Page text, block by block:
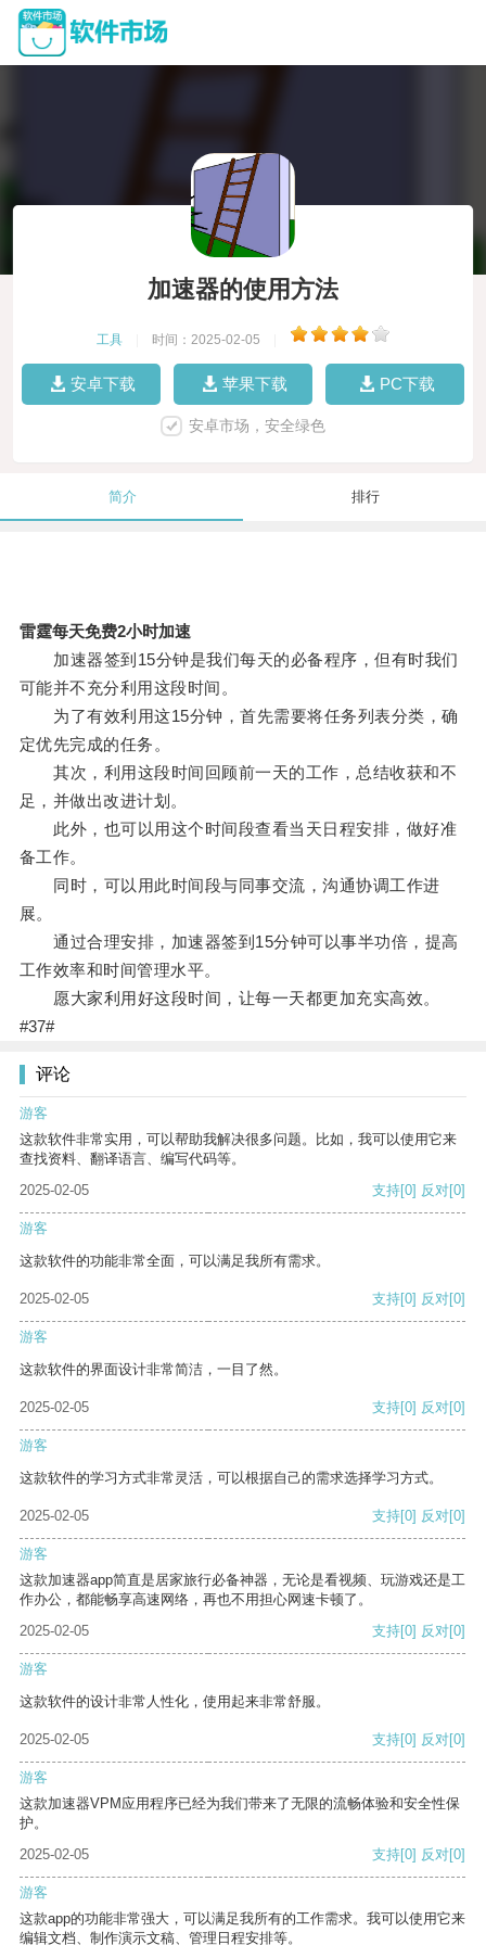
加速器的使用方法
工具 时间：2025-02-05
安卓下载 苹果下载 PC下载
安卓市场，安全绿色
简介 排行
雷霆每天免费2小时加速
加速器签到15分钟是我们每天的必备程序，但有时我们
可能并不充分利用这段时间。
为了有效利用这15分钟，首先需要将任务列表分类，确
定优先完成的任务。
其次，利用这段时间回顾前一天的工作，总结收获和不
足，并做出改进计划。
此外，也可以用这个时间段查看当天日程安排，做好准
备工作。
同时，可以用此时间段与同事交流，沟通协调工作进
展。
通过合理安排，加速器签到15分钟可以事半功倍，提高
工作效率和时间管理水平。
愿大家利用好这段时间，让每一天都更加充实高效。
#37#
评论
游客
这款软件非常实用，可以帮助我解决很多问题。比如，我可以使用它来
查找资料、翻译语言、编写代码等。
2025-02-05
支持[0] 反对[0]
游客
这款软件的功能非常全面，可以满足我所有需求。
2025-02-05 支持[0] 反对[0]
游客
这款软件的界面设计非常简洁，一目了然。
2025-02-05 支持[0] 反对[0]
游客
这款软件的学习方式非常灵活，可以根据自己的需求选择学习方式。
2025-02-05 支持[0] 反对[0]
游客
这款加速器app简直是居家旅行必备神器，无论是看视频、玩游戏还是工
作办公，都能畅享高速网络，再也不用担心网速卡顿了。
2025-02-05
支持[0] 反对[0]
游客
这款软件的设计非常人性化，使用起来非常舒服。
2025-02-05 支持[0] 反对[0]
游客
这款加速器VPM应用程序已经为我们带来了无限的流畅体验和安全性保
护。
2025-02-05
支持[0] 反对[0]
游客
这款app的功能非常强大，可以满足我所有的工作需求。我可以使用它来
编辑文档、制作演示文稿、管理日程安排等。